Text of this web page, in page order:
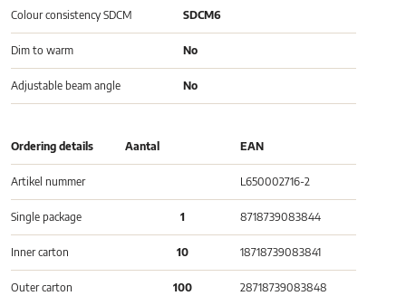
Colour consistency SDCM SDCM6
Dim to warm No
Adjustable beam angle No
Ordering details Aantal EAN
Artikel nummer L650002716-2
Single package 1 8718739083844
Inner carton 10 18718739083841
Outer carton 100 28718739083848